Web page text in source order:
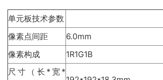
单元板技术参数
像素点间距
6.0mm
像素构成
1R1G1B
尺寸（长*宽*